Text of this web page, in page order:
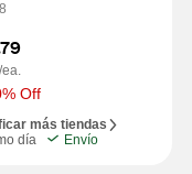
Off
más tiendas
día
Envío